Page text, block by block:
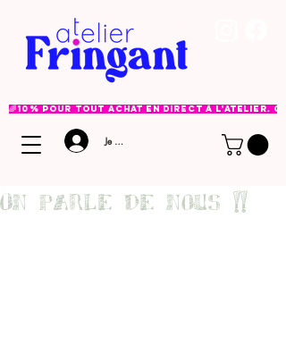
🌈 10% pour tout achat en direct à l'atelier.
Je me connecte
On parle de nous !!